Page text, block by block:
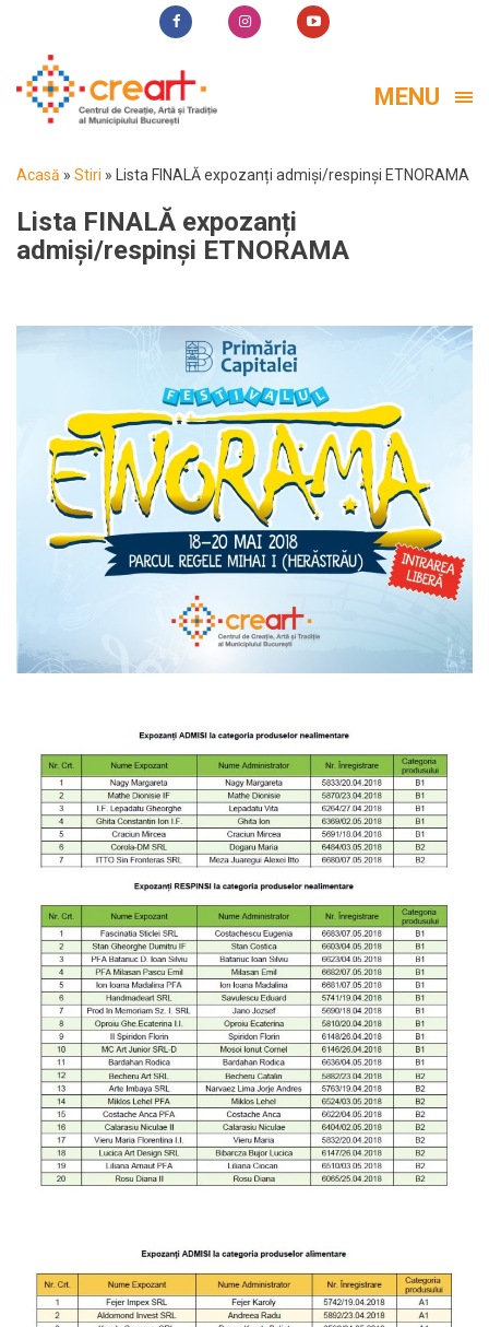
MENU
Acasă » Stiri » Lista FINALĂ expozanți admiși/respinși ETNORAMA
Lista FINALĂ expozanți
admiși/respinși ETNORAMA